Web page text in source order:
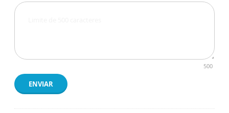
500
ENVIAR